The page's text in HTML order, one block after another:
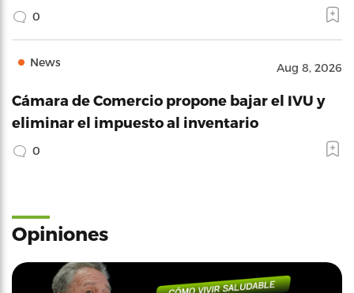
0
News Aug 8, 2026
Cámara de Comercio propone bajar el IVU y
eliminar el impuesto al inventario
0
Opiniones